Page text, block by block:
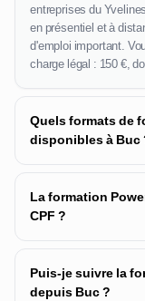
entreprises du
en présentiel et à
d'emploi important.
charge légal : 150 €,
Quels formats de
disponibles à Buc
La formation
CPF ?
Puis-je suivre la
depuis Buc ?